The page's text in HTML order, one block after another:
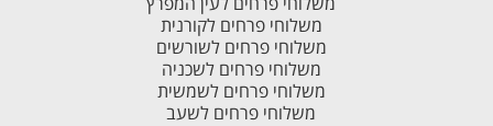
משלוחי פרחים לקורנית
משלוחי פרחים לשורשים
משלוחי פרחים לשכניה
משלוחי פרחים לשמשית
משלוחי פרחים לשעב